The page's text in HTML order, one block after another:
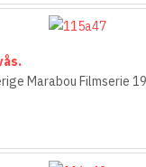
Marabou Filmserie